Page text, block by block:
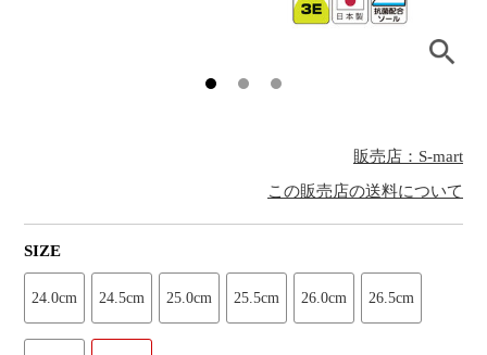
販売店：S-mart
この販売店の送料について
SIZE
24.0cm 24.5cm 25.0cm 25.5cm 26.0cm 26.5cm